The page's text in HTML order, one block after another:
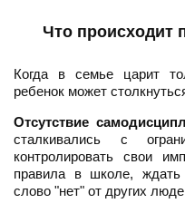
Что происходит
Когда в семье царит
ребенок может
Отсутствие
сталкивались с
контролировать свои
правила в школе,
слово "нет" от других